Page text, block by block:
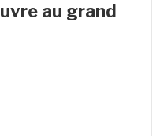
au grand